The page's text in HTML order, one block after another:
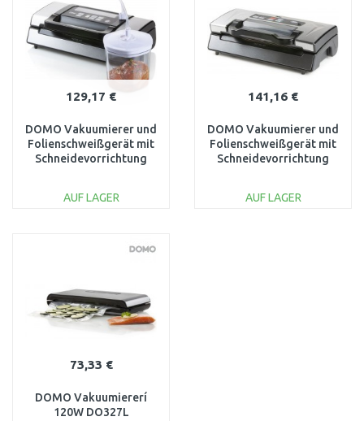
129,17 €
DOMO Vakuumierer und
Folienschweißgerät mit
Schneidevorrichtung
AUF LAGER
141,16 €
DOMO Vakuumierer und
Folienschweißgerät mit
Schneidevorrichtung
AUF LAGER
73,33 €
DOMO Vakuumiererí
120W DO327L